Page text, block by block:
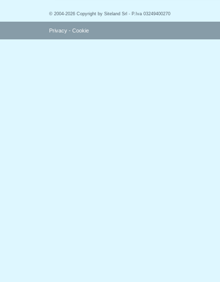
© 2004-2026 Copyright by Siteland Srl - P.Iva 03249400270
Privacy - Cookie